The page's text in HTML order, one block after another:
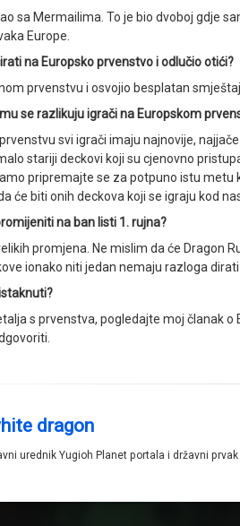
sa Mermailima. To je bio dvoboj gdje
Europe.
na Europsko prvenstvo i odlučio otići?
prvenstvu i osvojio besplatan
se razlikuju igrači na Europskom
svi igrači imaju najnovije,
stariji deckovi koji su cjenovno
pripremajte se za potpuno istu metu
će biti onih deckova koji se igraju kod
na ban listi 1. rujna?
promjena. Ne mislim da će Dragon
ionako niti jedan nemaju razloga
s prvenstva, pogledajte moj članak
dragon
urednik Yugioh Planet portala i državni